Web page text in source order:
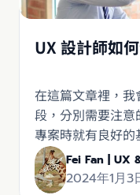
在這篇文章裡，
段，分別需要注
專案時就有良好的
UX 設計師如
Fei Fan | UX
2024年1月3